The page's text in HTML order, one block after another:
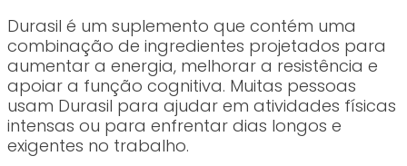
Durasil é um suplemento que contém uma
combinação de ingredientes projetados para
aumentar a energia, melhorar a resistência e
apoiar a função cognitiva. Muitas pessoas
usam Durasil para ajudar em atividades físicas
intensas ou para enfrentar dias longos e
exigentes no trabalho.